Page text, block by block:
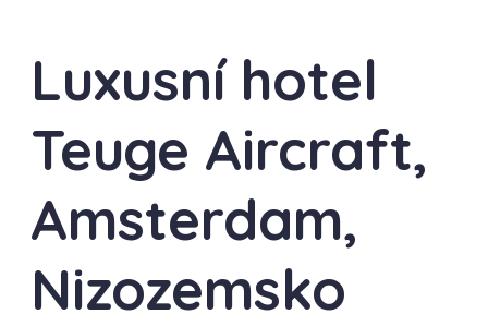
Luxusní hotel
Teuge Aircraft,
Amsterdam,
Nizozemsko